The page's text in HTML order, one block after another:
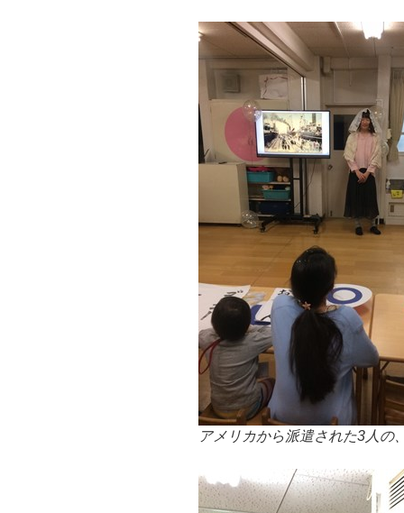
アメリカから派遣された3人の